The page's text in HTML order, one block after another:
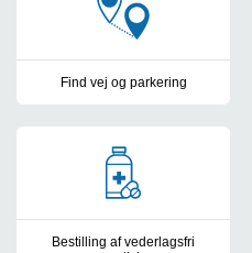
Find vej og parkering
Bestilling af vederlagsfri